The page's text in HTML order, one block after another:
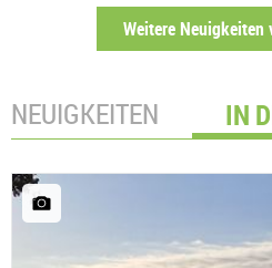
Weitere Neuigkeiten
NEUIGKEITEN IN